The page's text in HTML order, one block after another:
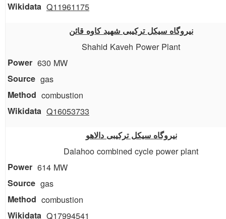
Q11961175
نیروگاه سیکل ترکیبی شهید کاوه قائن
Shahid Kaveh Power Plant
630 MW
gas
combustion
Q16053733
نیروگاه سیکل ترکیبی دالاهو
Dalahoo combined cycle power plant
614 MW
gas
combustion
Q17994541